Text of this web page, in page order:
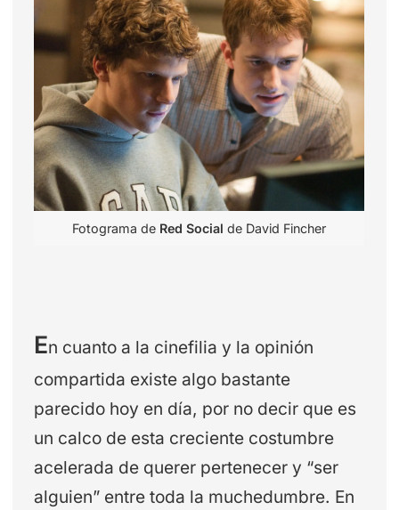
Fotograma de Red Socialde David Fincher
En cuanto a la cinefilia y la opinión
compartida existe algo bastante
parecido hoy en día, por no decir que es
un calco de esta creciente costumbre
acelerada de querer pertenecer y “ser
alguien” entre toda la muchedumbre. En